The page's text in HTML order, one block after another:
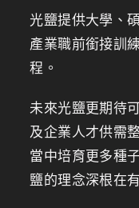
光鹽提供大學、
產業職前銜接訓
程。
未來光鹽更期待
及企業人才供需
當中培育更多種
鹽的理念深根在